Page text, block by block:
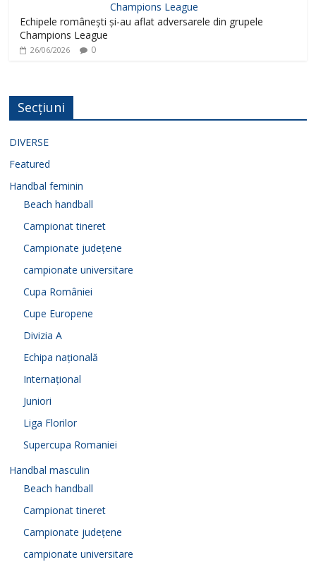
Echipele românești și-au aflat adversarele din grupele
Champions League
26/06/2026 0
Secțiuni
DIVERSE
Featured
Handbal feminin
Beach handball
Campionat tineret
Campionate județene
campionate universitare
Cupa României
Cupe Europene
Divizia A
Echipa națională
Internațional
Juniori
Liga Florilor
Supercupa Romaniei
Handbal masculin
Beach handball
Campionat tineret
Campionate județene
campionate universitare